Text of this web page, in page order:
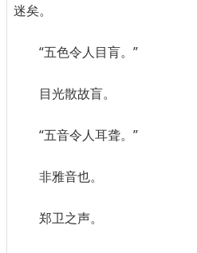
迷矣。
“五色令人目肓。”
目光散故盲。
“五音令人耳聋。”
非雅音也。
郑卫之声。